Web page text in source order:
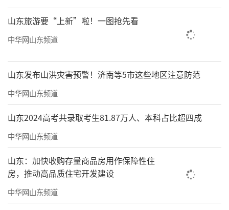
山东旅游要“上新”啦！一图抢先看
中华网山东频道
山东发布山洪灾害预警！济南等5市这些地区注意防范
中华网山东频道
山东2024高考共录取考生81.87万人、本科占比超四成
中华网山东频道
山东：加快收购存量商品房用作保障性住
房，推动高品质住宅开发建设
中华网山东频道